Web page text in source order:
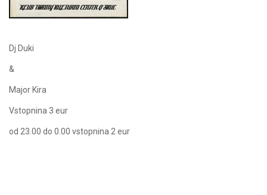
Dj Duki
&
Major Kira
Vstopnina 3 eur
od 23.00 do 0.00 vstopnina 2 eur